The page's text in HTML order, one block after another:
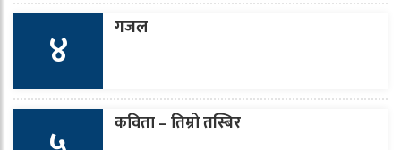
४ गजल
कविता – तिम्रो तस्बिर